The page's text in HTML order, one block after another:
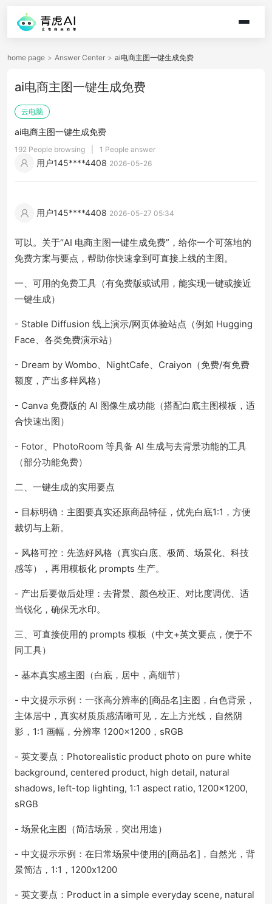
home page > Answer Center > ai电商主图一键生成免费
ai电商主图一键生成免费
云电脑
ai电商主图一键生成免费
192 People browsing 1 People answer
用户145****4408 2026-05-26
用户145****4408 2026-05-27 05:34
可以。关于“AI 电商主图一键生成免费”，给你一个可落地的
免费方案与要点，帮助你快速拿到可直接上线的主图。
一、可用的免费工具（有免费版或试用，能实现一键或接近
一键生成）
- Stable Diffusion 线上演示/网页体验站点（例如 Hugging
Face、各类免费演示站）
- Dream by Wombo、NightCafe、Craiyon（免费/有免费
额度，产出多样风格）
- Canva 免费版的 AI 图像生成功能（搭配白底主图模板，适
合快速出图）
- Fotor、PhotoRoom 等具备 AI 生成与去背景功能的工具
（部分功能免费）
二、一键生成的实用要点
- 目标明确：主图要真实还原商品特征，优先白底1:1，方便
裁切与上新。
- 风格可控：先选好风格（真实白底、极简、场景化、科技
感等），再用模板化 prompts 生产。
- 产出后要做后处理：去背景、颜色校正、对比度调优、适
当锐化，确保无水印。
三、可直接使用的 prompts 模板（中文+英文要点，便于不
同工具）
- 基本真实感主图（白底，居中，高细节）
- 中文提示示例：一张高分辨率的[商品名]主图，白色背景，
主体居中，真实材质质感清晰可见，左上方光线，自然阴
影，1:1 画幅，分辨率 1200×1200，sRGB
- 英文要点：Photorealistic product photo on pure white
background, centered product, high detail, natural
shadows, left-top lighting, 1:1 aspect ratio, 1200x1200,
sRGB
- 场景化主图（简洁场景，突出用途）
- 中文提示示例：在日常场景中使用的[商品名]，自然光，背
景简洁，1:1，1200x1200
- 英文要点：Product in a simple everyday scene, natural